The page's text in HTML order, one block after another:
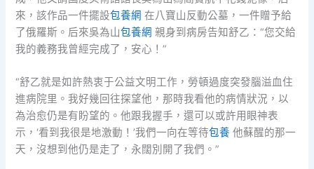
來，該作品一件擺設包養網 在八寶山反動公墓，一件贈予給
了俄羅斯。后來吳為山包養網 親身到病房告知舒乙：“您交給
我的義務我曾經完成了，安心！”
“舒乙就是如許熱衷于公益文明工作，勞頓過度突發腦溢血住
進病院里。我好幾回往探望他，那時我看他的病情狀況，以
為治愈仍是有盼望的。他跟我握手，還可以或許用眼神表
示，‘看到我很是地激動！’我們一向在等待包養 他蘇醒的那一
天，沒想到他仍是走了，永闊別開了我們。”